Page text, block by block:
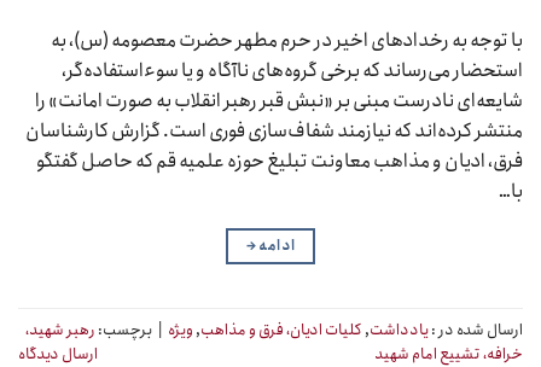
با توجه به رخدادهای اخیر در حرم مطهر حضرت معصومه (س)، به
استحضار می‌رساند که برخی گروه‌های ناآگاه و یا سوءاستفاده‌گر،
شایعه‌ای نادرست مبنی بر «نبش قبر رهبر انقلاب به صورت امانت» را
منتشر کرده‌اند که نیازمند شفاف‌سازی فوری است. گزارش کارشناسان
فرق، ادیان و مذاهب معاونت تبلیغ حوزه علمیه قم که حاصل گفتگو
با…
ادامه→
ارسال شده در :یادداشت, کلیات ادیان، فرق و مذاهب, ویژه | برچسب: رهبر شهید،
خرافه، تشییع امام شهید
ارسال دیدگاه